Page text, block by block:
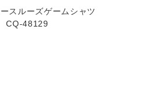
スルーズゲームシャツ
CQ-48129